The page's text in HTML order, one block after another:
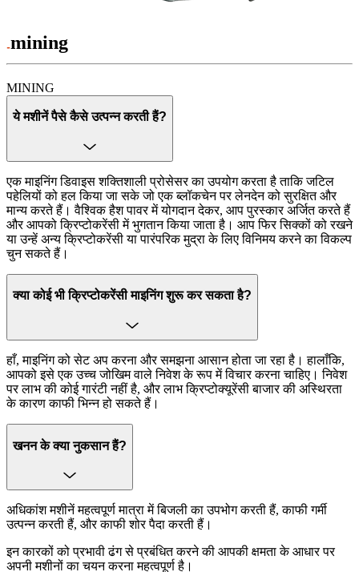
mining
MINING
ये मशीनें पैसे कैसे उत्पन्न करती हैं?
एक माइनिंग डिवाइस शक्तिशाली प्रोसेसर का उपयोग करता है ताकि जटिल
पहेलियों को हल किया जा सके जो एक ब्लॉकचेन पर लेनदेन को सुरक्षित और
मान्य करते हैं। वैश्विक हैश पावर में योगदान देकर, आप पुरस्कार अर्जित करते हैं
और आपको क्रिप्टोकरेंसी में भुगतान किया जाता है। आप फिर सिक्कों को रखने
या उन्हें अन्य क्रिप्टोकरेंसी या पारंपरिक मुद्रा के लिए विनिमय करने का विकल्प
चुन सकते हैं।
क्या कोई भी क्रिप्टोकरेंसी माइनिंग शुरू कर सकता है?
हाँ, माइनिंग को सेट अप करना और समझना आसान होता जा रहा है। हालाँकि,
आपको इसे एक उच्च जोखिम वाले निवेश के रूप में विचार करना चाहिए। निवेश
पर लाभ की कोई गारंटी नहीं है, और लाभ क्रिप्टोक्यूरेंसी बाजार की अस्थिरता
के कारण काफी भिन्न हो सकते हैं।
खनन के क्या नुकसान हैं?
अधिकांश मशीनें महत्वपूर्ण मात्रा में बिजली का उपभोग करती हैं, काफी गर्मी
उत्पन्न करती हैं, और काफी शोर पैदा करती हैं।
इन कारकों को प्रभावी ढंग से प्रबंधित करने की आपकी क्षमता के आधार पर
अपनी मशीनों का चयन करना महत्वपूर्ण है।